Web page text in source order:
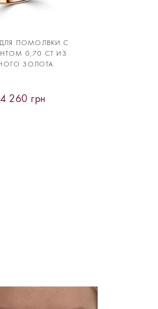
ПОМОЛВКИ С
0,70 CT ИЗ
ЗОЛОТА
260 грн